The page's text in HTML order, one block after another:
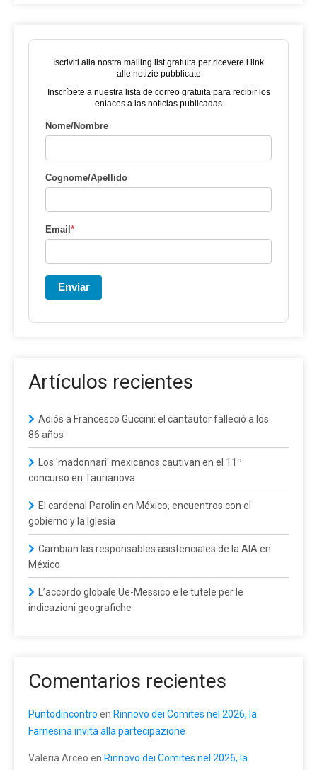
Iscriviti alla nostra mailing list gratuita per ricevere i link
alle notizie pubblicate
Inscríbete a nuestra lista de correo gratuita para recibir los
enlaces a las noticias publicadas
Nome/Nombre
Cognome/Apellido
Email*
Enviar
Artículos recientes
Adiós a Francesco Guccini: el cantautor falleció a los
86 años
Los 'madonnari' mexicanos cautivan en el 11º
concurso en Taurianova
El cardenal Parolin en México, encuentros con el
gobierno y la Iglesia
Cambian las responsables asistenciales de la AIA en
México
L’accordo globale Ue-Messico e le tutele per le
indicazioni geografiche
Comentarios recientes
Puntodincontro en Rinnovo dei Comites nel 2026, la
Farnesina invita alla partecipazione
Valeria Arceo en Rinnovo dei Comites nel 2026, la